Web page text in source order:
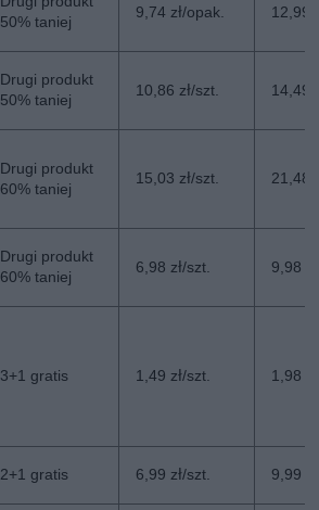
50% taniej
9,74 zł/opak. 12,99
Drugi produkt
50% taniej
10,86 zł/szt. 14,49
Drugi produkt
60% taniej
15,03 zł/szt. 21,48
Drugi produkt
60% taniej
6,98 zł/szt. 9,98
3+1 gratis 1,49 zł/szt. 1,98
2+1 gratis 6,99 zł/szt. 9,99